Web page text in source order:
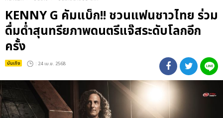
KENNY G คัมแบ็ก!! ชวนแฟนชาวไทย ร่วม
ดื่มด่ำสุนทรียภาพดนตรีแจ๊สระดับโลกอีก
ครั้ง
บันเทิง : 24 เม.ย. 2568